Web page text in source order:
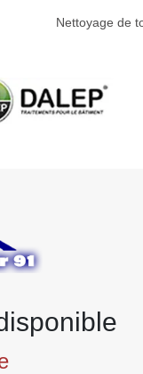
Nettoyage de